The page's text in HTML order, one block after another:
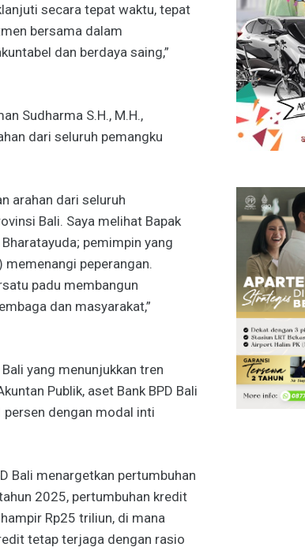
secara tepat waktu, tepat
bersama dalam
dan berdaya saing,”
Sudharma S.H., M.H.,
dari seluruh pemangku
arahan dari seluruh
Bali. Saya melihat Bapak
pemimpin yang
peperangan.
padu membangun
dan masyarakat,”
yang menunjukkan tren
Publik, aset Bank BPD Bali
dengan modal inti
Bali menargetkan pertumbuhan
2025, pertumbuhan kredit
Rp25 triliun, di mana
tetap terjaga dengan rasio